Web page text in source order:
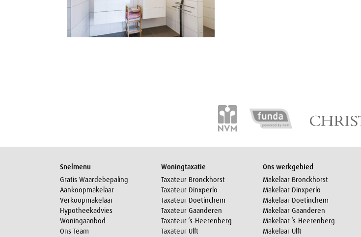
Snelmenu
Gratis Waardebepaling
Aankoopmakelaar
Verkoopmakelaar
Hypotheekadvies
Woningaanbod
Ons Team
Woningtaxatie
Taxateur Bronckhorst
Taxateur Dinxperlo
Taxateur Doetinchem
Taxateur Gaanderen
Taxateur ‘s-Heerenberg
Taxateur Ulft
Ons werkgebied
Makelaar Bronckhorst
Makelaar Dinxperlo
Makelaar Doetinchem
Makelaar Gaanderen
Makelaar ‘s-Heerenberg
Makelaar Ulft